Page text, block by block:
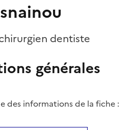
dentiste
générales
des informations de la fiche :